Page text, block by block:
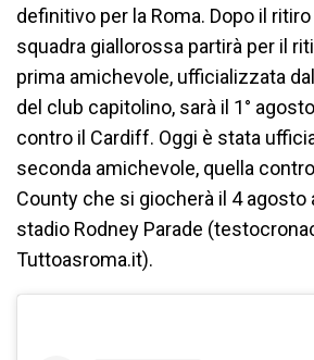
definitivo per la Roma. Dopo il ritiro
squadra giallorossa partirà per il
prima amichevole, ufficializzata
del club capitolino, sarà il 1°
contro il Cardiff. Oggi è stata
seconda amichevole, quella
County che si giocherà il 4 agosto
stadio Rodney Parade
Tuttoasroma.it).